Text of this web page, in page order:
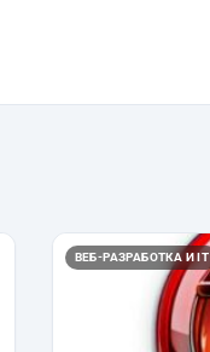
ВЕБ-РАЗРАБОТКА И IT